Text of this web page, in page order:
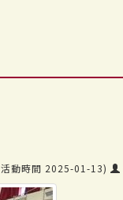
活動時間 2025-01-13)